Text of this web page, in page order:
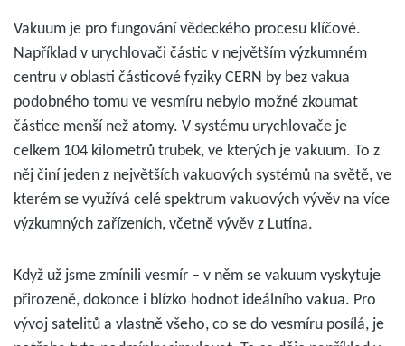
Vakuum je pro fungování vědeckého procesu klíčové.
Například v urychlovači částic v největším výzkumném
centru v oblasti částicové fyziky CERN by bez vakua
podobného tomu ve vesmíru nebylo možné zkoumat
částice menší než atomy. V systému urychlovače je
celkem 104 kilometrů trubek, ve kterých je vakuum. To z
něj činí jeden z největších vakuových systémů na světě, ve
kterém se využívá celé spektrum vakuových vývěv na více
výzkumných zařízeních, včetně vývěv z Lutína.
Když už jsme zmínili vesmír – v něm se vakuum vyskytuje
přirozeně, dokonce i blízko hodnot ideálního vakua. Pro
vývoj satelitů a vlastně všeho, co se do vesmíru posílá, je